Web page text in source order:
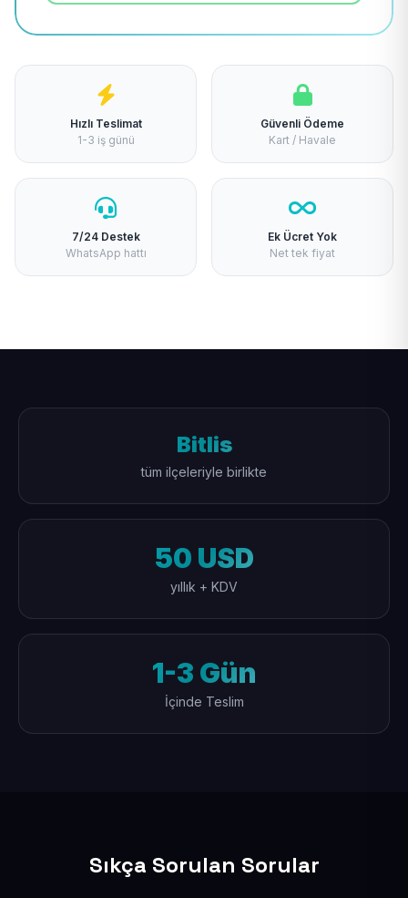
Hızlı Teslimat
1-3 iş günü
Güvenli Ödeme
Kart / Havale
7/24 Destek
WhatsApp hattı
Ek Ücret Yok
Net tek fiyat
Bitlis
tüm ilçeleriyle birlikte
50 USD
yıllık + KDV
1-3 Gün
İçinde Teslim
Sıkça Sorulan Sorular